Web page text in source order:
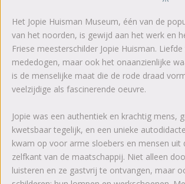
Het Jopie Huisman Museum, één van de
van het noorden, is gewijd aan het werk en
Friese meesterschilder Jopie Huisman.
mededogen, maar ook het onaanzienlijke
is de menselijke maat die de rode draad
veelzijdige als fascinerende oeuvre.
Jopie was een authentiek en krachtig mens,
kwetsbaar tegelijk, en een unieke
kwam op voor arme sloebers en mensen uit
zelfkant van de maatschappij. Niet alleen
luisteren en ze gastvrij te ontvangen, maar